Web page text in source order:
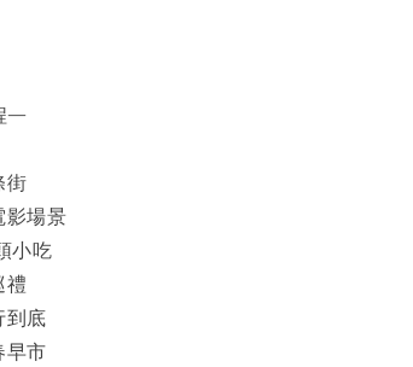
—
街
影場景
小吃
禮
到底
早市